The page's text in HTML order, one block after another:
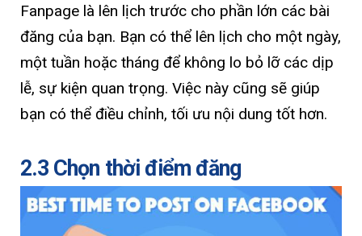
Fanpage là lên lịch trước cho phần lớn các bài
đăng của bạn. Bạn có thể lên lịch cho một ngày,
một tuần hoặc tháng để không lo bỏ lỡ các dịp
lễ, sự kiện quan trọng. Việc này cũng sẽ giúp
bạn có thể điều chỉnh, tối ưu nội dung tốt hơn.
2.3 Chọn thời điểm đăng